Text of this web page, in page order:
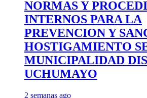
NORMAS Y
INTERNOS PARA LA
PREVENCION Y
HOSTIGAMIENTO
MUNICIPALIDAD
UCHUMAYO
2 semanas ago